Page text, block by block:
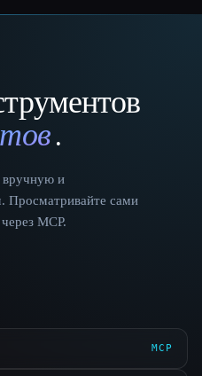
.
вручную и
Просматривайте сами
MCP.
MCP